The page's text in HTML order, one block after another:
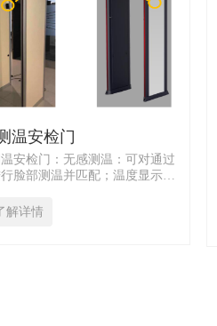
温安检门
安检门：无感测温：可对通过
脸部测温并匹配；温度显示报
联动报警；热力图显示：现场可
解详情